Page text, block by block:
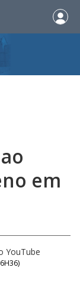
em
YouTube
)